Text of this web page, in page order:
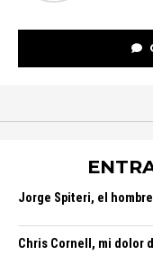
Jorge Spiteri, el
Chris Cornell, mi dolor